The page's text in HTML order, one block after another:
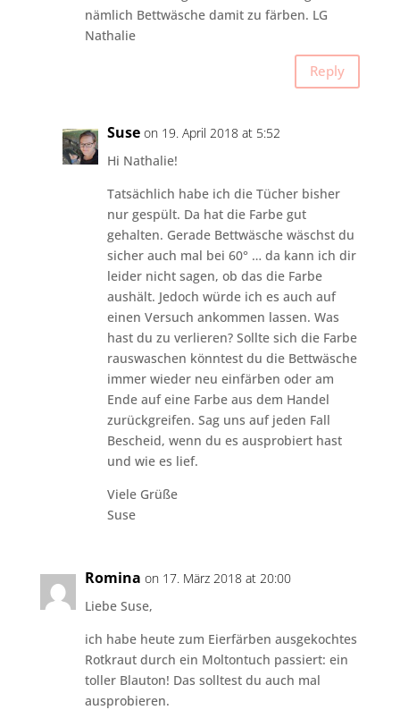
nämlich Bettwäsche damit zu färben. LG
Nathalie
Reply
Suse on 19. April 2018 at 5:52
Hi Nathalie!
Tatsächlich habe ich die Tücher bisher
nur gespült. Da hat die Farbe gut
gehalten. Gerade Bettwäsche wäschst du
sicher auch mal bei 60° … da kann ich dir
leider nicht sagen, ob das die Farbe
aushält. Jedoch würde ich es auch auf
einen Versuch ankommen lassen. Was
hast du zu verlieren? Sollte sich die Farbe
rauswaschen könntest du die Bettwäsche
immer wieder neu einfärben oder am
Ende auf eine Farbe aus dem Handel
zurückgreifen. Sag uns auf jeden Fall
Bescheid, wenn du es ausprobiert hast
und wie es lief.
Viele Grüße
Suse
Romina on 17. März 2018 at 20:00
Liebe Suse,
ich habe heute zum Eierfärben ausgekochtes
Rotkraut durch ein Moltontuch passiert: ein
toller Blauton! Das solltest du auch mal
ausprobieren.